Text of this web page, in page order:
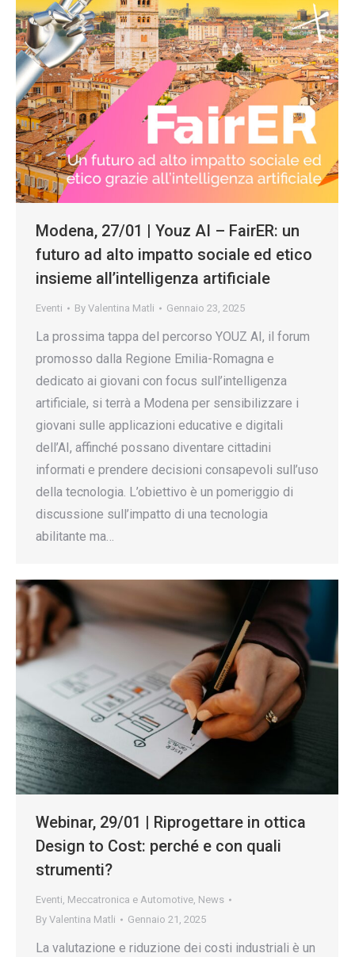
Modena, 27/01 | Youz AI – FairER: un
futuro ad alto impatto sociale ed etico
insieme all’intelligenza artificiale
Eventi By Valentina Matli Gennaio 23, 2025
La prossima tappa del percorso YOUZ AI, il forum
promosso dalla Regione Emilia-Romagna e
dedicato ai giovani con focus sull’intelligenza
artificiale, si terrà a Modena per sensibilizzare i
giovani sulle applicazioni educative e digitali
dell’AI, affinché possano diventare cittadini
informati e prendere decisioni consapevoli sull’uso
della tecnologia. L’obiettivo è un pomeriggio di
discussione sull’impatto di una tecnologia
abilitante ma…
Webinar, 29/01 | Riprogettare in ottica
Design to Cost: perché e con quali
strumenti?
Eventi, Meccatronica e Automotive, News
By Valentina Matli Gennaio 21, 2025
La valutazione e riduzione dei costi industriali è un